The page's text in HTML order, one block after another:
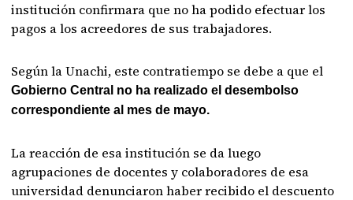
institución confirmara que no ha podido efectuar los
pagos a los acreedores de sus trabajadores.
Según la Unachi, este contratiempo se debe a que el
Gobierno Central no ha realizado el desembolso
correspondiente al mes de mayo.
La reacción de esa institución se da luego
agrupaciones de docentes y colaboradores de esa
universidad denunciaron haber recibido el descuento